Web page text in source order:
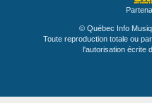
© Québec Info
Toute reproduction totale ou
l'autorisation écrite